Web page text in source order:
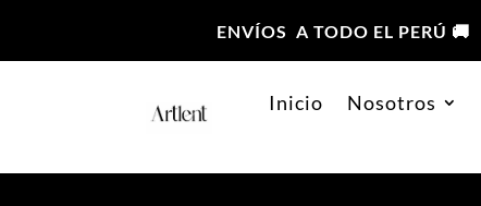
ENVÍOS A TODO EL PERÚ 🚚
Inicio Nosotros